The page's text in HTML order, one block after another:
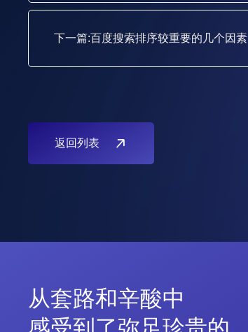
下一篇:百度搜索排序较重要的几个因素
返回列表
从套路和辛酸中